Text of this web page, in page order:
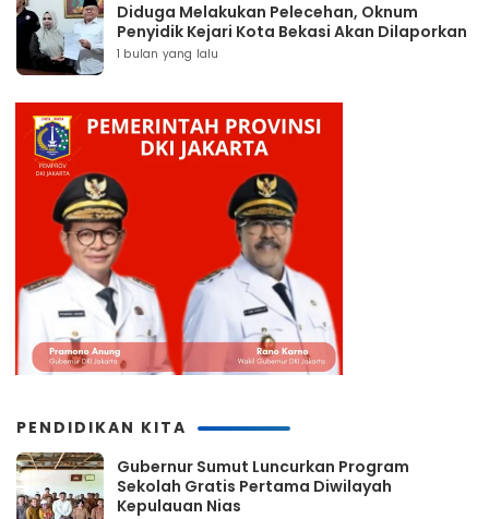
Diduga Melakukan Pelecehan, Oknum
Penyidik Kejari Kota Bekasi Akan Dilaporkan
1 bulan yang lalu
PENDIDIKAN KITA
Gubernur Sumut Luncurkan Program
Sekolah Gratis Pertama Diwilayah
Kepulauan Nias